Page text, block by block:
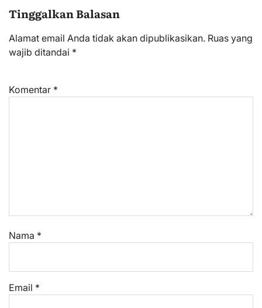
Tinggalkan Balasan
Alamat email Anda tidak akan dipublikasikan. Ruas yang
wajib ditandai *
Komentar *
Nama *
Email *